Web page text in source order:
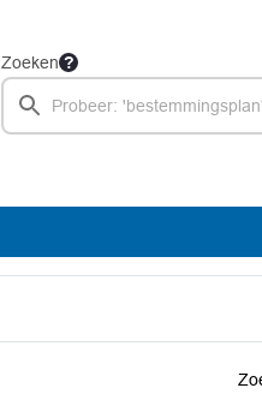
Zoeken